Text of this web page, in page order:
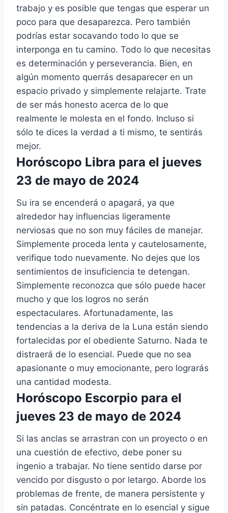
trabajo y es posible que tengas que esperar un
poco para que desaparezca. Pero también
podrías estar socavando todo lo que se
interponga en tu camino. Todo lo que necesitas
es determinación y perseverancia. Bien, en
algún momento querrás desaparecer en un
espacio privado y simplemente relajarte. Trate
de ser más honesto acerca de lo que
realmente le molesta en el fondo. Incluso si
sólo te dices la verdad a ti mismo, te sentirás
mejor.
Horóscopo Libra para el jueves
23 de mayo de 2024
Su ira se encenderá o apagará, ya que
alrededor hay influencias ligeramente
nerviosas que no son muy fáciles de manejar.
Simplemente proceda lenta y cautelosamente,
verifique todo nuevamente. No dejes que los
sentimientos de insuficiencia te detengan.
Simplemente reconozca que sólo puede hacer
mucho y que los logros no serán
espectaculares. Afortunadamente, las
tendencias a la deriva de la Luna están siendo
fortalecidas por el obediente Saturno. Nada te
distraerá de lo esencial. Puede que no sea
apasionante o muy emocionante, pero lograrás
una cantidad modesta.
Horóscopo Escorpio para el
jueves 23 de mayo de 2024
Si las anclas se arrastran con un proyecto o en
una cuestión de efectivo, debe poner su
ingenio a trabajar. No tiene sentido darse por
vencido por disgusto o por letargo. Aborde los
problemas de frente, de manera persistente y
sin patadas. Concéntrate en lo esencial y sigue